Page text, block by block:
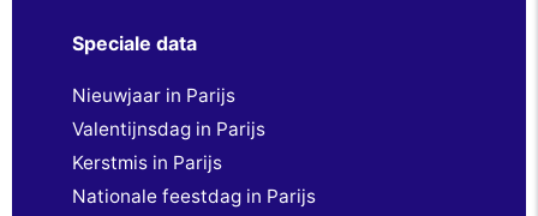
Speciale data
Nieuwjaar in Parijs
Valentijnsdag in Parijs
Kerstmis in Parijs
Nationale feestdag in Parijs